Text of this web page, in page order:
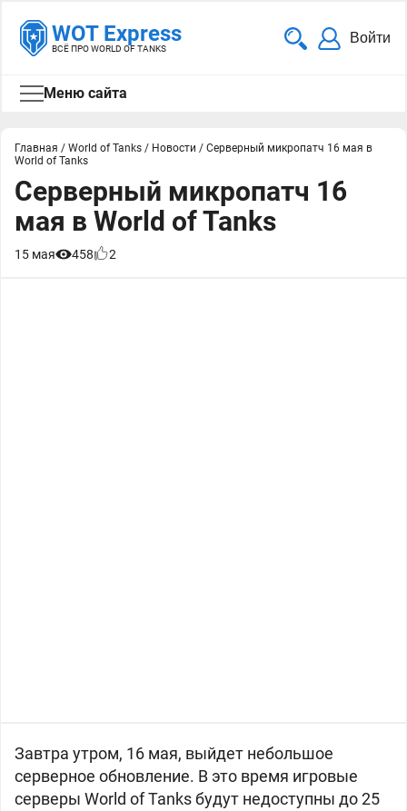
WOT Express
ВСЁ ПРО WORLD OF TANKS
Войти
Меню сайта
Главная / World of Tanks / Новости / Серверный микропатч 16 мая в
World of Tanks
Серверный микропатч 16
мая в World of Tanks
15 мая 458 2
Завтра утром, 16 мая, выйдет небольшое
серверное обновление. В это время игровые
серверы World of Tanks будут недоступны до 25